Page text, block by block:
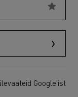
Google'ist